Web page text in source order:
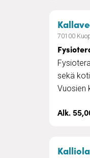
70100
sekä
Vuosien
Alk.